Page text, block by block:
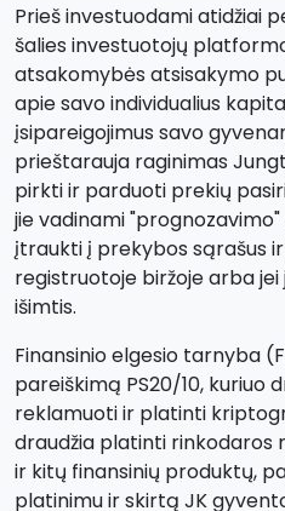
Prieš investuodami atidžiai
šalies investuotojų
atsakomybės atsisakymo
apie savo individualius
įsipareigojimus savo
prieštarauja raginimas
pirkti ir parduoti prekių
jie vadinami
įtraukti į prekybos sąrašus
registruotoje biržoje arba
išimtis.
Finansinio elgesio tarnyba
pareiškimą PS20/10, kuriuo
reklamuoti ir platinti
draudžia platinti rinkodaros
ir kitų finansinių produktų,
platinimu ir skirtą JK